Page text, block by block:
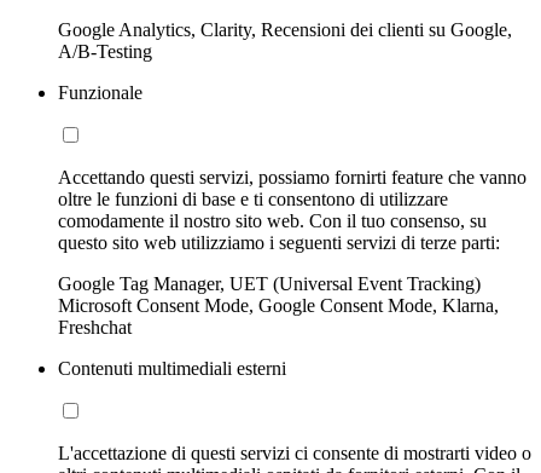
Google Analytics, Clarity, Recensioni dei clienti su Google,
A/B-Testing
Funzionale
Accettando questi servizi, possiamo fornirti feature che vanno
oltre le funzioni di base e ti consentono di utilizzare
comodamente il nostro sito web. Con il tuo consenso, su
questo sito web utilizziamo i seguenti servizi di terze parti:
Google Tag Manager, UET (Universal Event Tracking)
Microsoft Consent Mode, Google Consent Mode, Klarna,
Freshchat
Contenuti multimediali esterni
L'accettazione di questi servizi ci consente di mostrarti video o